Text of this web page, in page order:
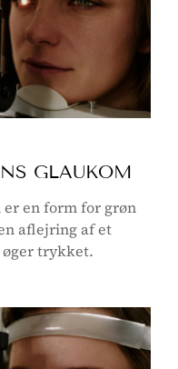
GLAUKOM
en form for grøn
aflejring af et
trykket.